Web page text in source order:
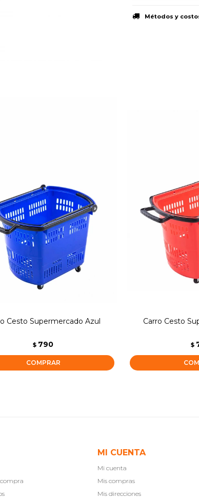
Métodos y
Cesto Supermercado Azul
$ 790
Carro Cesto
$
MI CUENTA
Mi cuenta
Mis compras
Mis direcciones